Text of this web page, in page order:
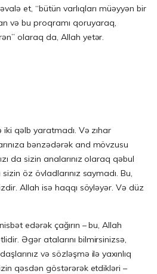
et, “bütün varlıqları müəyyən bir
və bu proqramı qoruyaraq,
olaraq da, Allah yetər.
iki qəlb yaratmadı. Və zıhar
bənzədərək and mövzusu
da sizin anala­rı­nız ola­raq qəbul
sizin öz övladlarınız saymadı. Bu,
Allah isə haqqı söyləyər. Və düz
edərək çağırın – bu, Allah
Əgər atalarını bilmirsinizsə,
və söz­ləş­mə ilə yaxınlıq
qəsdən göstərərək etdikləri –